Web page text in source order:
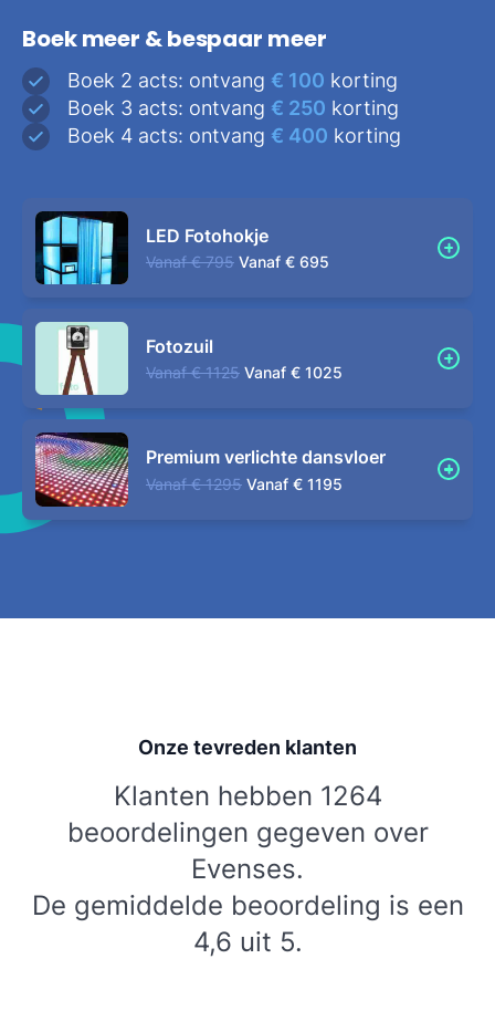
Boek meer & bespaar meer
Boek 2 acts: ontvang € 100 korting
Boek 3 acts: ontvang € 250 korting
Boek 4 acts: ontvang € 400 korting
LED Fotohokje
Vanaf € 795 Vanaf € 695
Fotozuil
Vanaf € 1125 Vanaf € 1025
Premium verlichte dansvloer
Vanaf € 1295 Vanaf € 1195
Onze tevreden klanten
Klanten hebben 1264
beoordelingen gegeven over
Evenses.
De gemiddelde beoordeling is een
4,6 uit 5.